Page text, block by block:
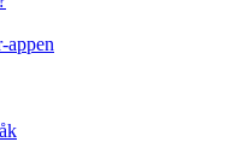
appen